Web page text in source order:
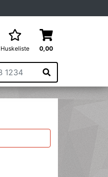
Huskeliste 0,00